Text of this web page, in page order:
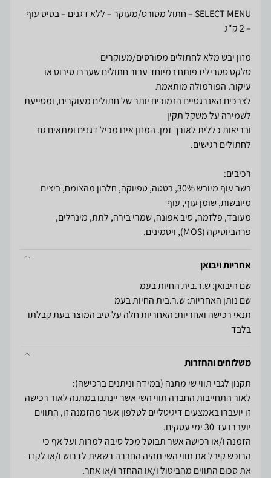
SELECT MENU – חתול מסורס/מעוקר – ללא דגנים – בסיס עוף
סלקט סטריליז פותח במיוחד עבור חתולים שעברו סירוס או
לצרכים האנרגטיים הנמוכים יותר של חתולים מעוקרים, ומסייעת
ובריאות כללית לאורך זמן. המזון אינו מכיל דגנים ומתאים גם
בשר עוף מיובש 30%, בטטה, טפיוקה, חלבון מהצומח, ביצים
מעובד, פלזמה, סיב אפונה, שמרי בירה, לתת, מינרלים,
פרהביוטיקה (MOS), ויטמינים.
אחריות ויבואן
שם היבואן: ש.ר.בית החיות בעמ
שם נותן האחריות: ש.ר.בית החיות בעמ
תנאי רכישה ואחריות: האחריות חלה על טיב המוצר בעת קבלתו
בלבד
משלוחים והחזרות
לאור התחייבות החברה תווי השי אשר יינתנו במתנה לאור רכישה
זו יועברו באמצעים דיגיטליים לטלפון אשר מהזמנה זו, התווים
הזמנה ו/או רכישה אשר תבוטל מכל סיבה למרות ועל אף כי
הרוכש קיבל את תווי השי תהיה החברה רשאית לדרוש ו/או לקזז